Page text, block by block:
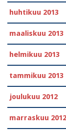
huhtikuu 2013
maaliskuu 2013
helmikuu 2013
tammikuu 2013
joulukuu 2012
marraskuu 2012